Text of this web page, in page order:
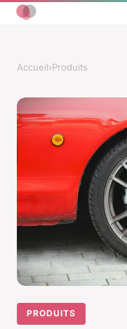
Accueil›Produits
PRODUITS